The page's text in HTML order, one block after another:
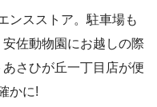
ンスストア。駐車場も
佐動物園にお越しの際
さひが丘一丁目店が便
かに!